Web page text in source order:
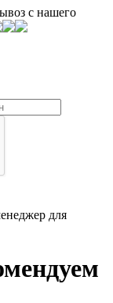
с нашего
для